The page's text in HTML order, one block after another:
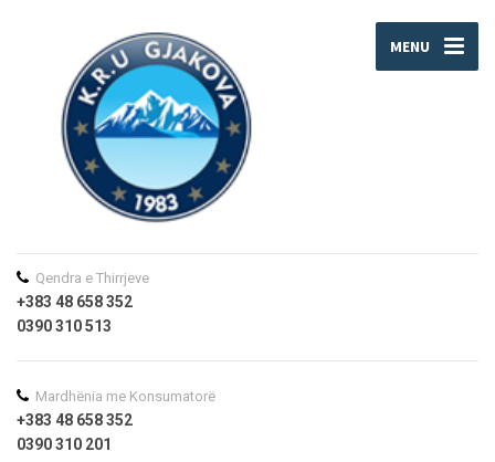
MENU
Qendra e Thirrjeve
+383 48 658 352
0390 310 513
Mardhënia me Konsumatorë
+383 48 658 352
0390 310 201